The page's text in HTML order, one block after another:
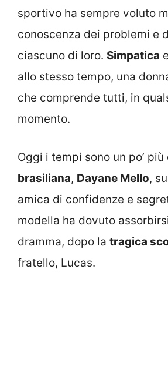
sportivo ha sempre voluto
conoscenza dei problemi e
ciascuno di loro. Simpatica e
allo stesso tempo, una
che comprende tutti, in
momento.
Oggi i tempi sono un po’
brasiliana, Dayane Mello,
amica di confidenze e
modella ha dovuto
dramma, dopo la tragica
fratello, Lucas.